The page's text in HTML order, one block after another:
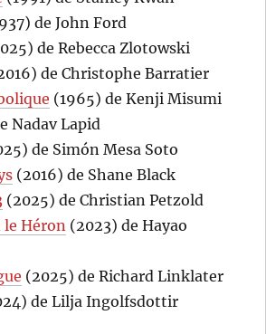
de John Ford
de Rebecca Zlotowski
de Christophe Barratier
(1965) de Kenji Misumi
Nadav Lapid
de Simón Mesa Soto
(2016) de Shane Black
(2025) de Christian Petzold
le Héron (2023) de Hayao
(2025) de Richard Linklater
de Lilja Ingolfsdottir